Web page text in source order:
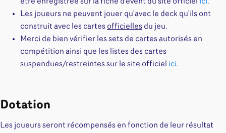
Les joueurs ne peuvent jouer qu'avec le deck qu'ils ont
construit avec les cartes officielles du jeu.
Merci de bien vérifier les sets de cartes autorisés en
compétition ainsi que les listes des cartes
suspendues/restreintes sur le site officiel ici.
Dotation
Les joueurs seront récompensés en fonction de leur résultat